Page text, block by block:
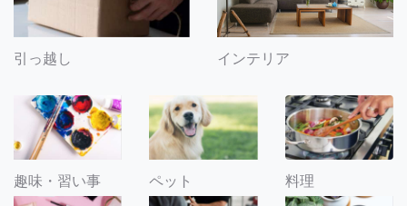
引っ越し インテリア
趣味・習い事 ペット 料理